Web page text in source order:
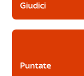
Giudici
Puntate